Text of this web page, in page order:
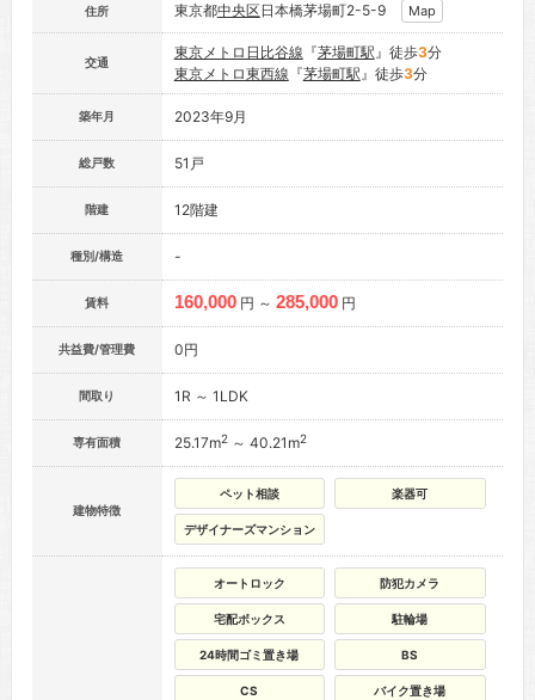
住所 東京都中央区日本橋茅場町2-5-9 Map
交通
東京メトロ日比谷線 『茅場町駅』徒歩3分
東京メトロ東西線 『茅場町駅』徒歩3分
築年月 2023年9月
総戸数 51戸
階建 12階建
種別/構造 -
賃料 160,000 円 ～ 285,000 円
共益費/管理費 0円
間取り 1R ～ 1LDK
専有面積 25.17m2～ 40.21m2
建物特徴
ペット相談 楽器可
デザイナーズマンション
オートロック 防犯カメラ
宅配ボックス 駐輪場
24時間ゴミ置き場 BS
CS バイク置き場